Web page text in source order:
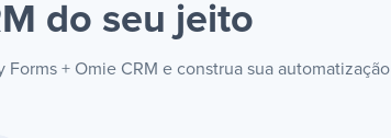
do seu jeito
+ Omie CRM e construa sua automatização